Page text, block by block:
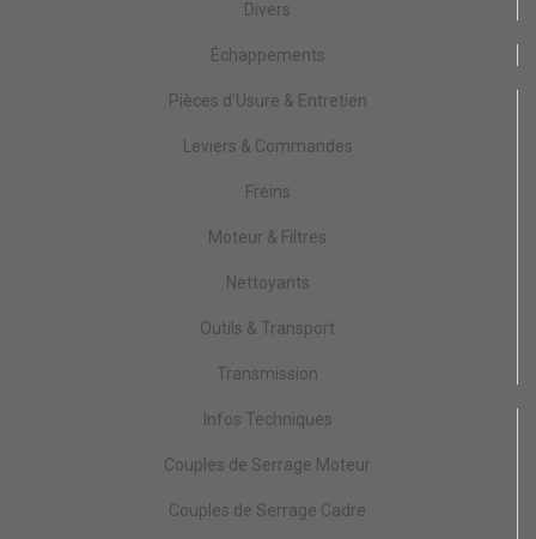
Divers
Échappements
Pièces d'Usure & Entretien
Leviers & Commandes
Freins
Moteur & Filtres
Nettoyants
Outils & Transport
Transmission
Infos Techniques
Couples de Serrage Moteur
Couples de Serrage Cadre